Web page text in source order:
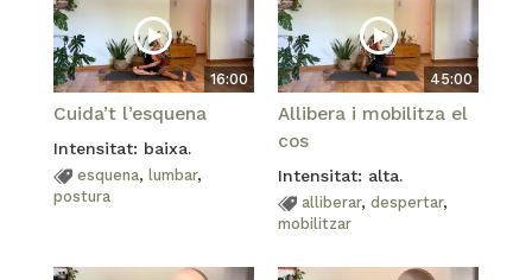
16:00
Cuida’t l’esquena
Intensitat: baixa.
esquena, lumbar,
postura
45:00
Allibera i mobilitza el
cos
Intensitat: alta.
alliberar, despertar,
mobilitzar